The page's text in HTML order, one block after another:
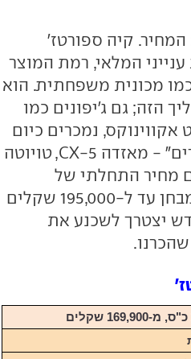
קיה ספורטז'
המלאי, רמת המוצר
מכונית משפחתית. הוא
הזה; גם ג'יפונים כמו
אקווינוקס, נמכרים כיום
בסכום דומה לזה של חבריהם "היקרים" - מאזדה CX-5, טויוטה
עם מחיר התחלתי של
170,000 שקלים, שמטפס בגרסת המבחן עד ל-195,000 שקלים
יצטרך לשכנע את